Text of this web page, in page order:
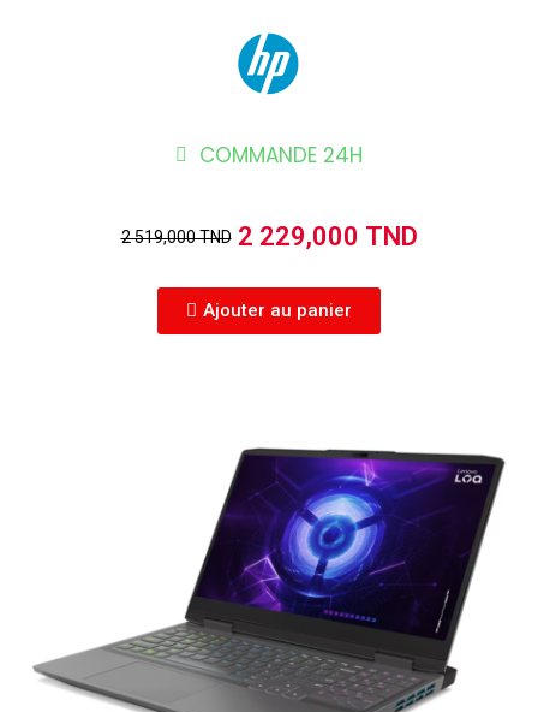
COMMANDE 24H
2 519,000 TND 2 229,000 TND
Ajouter au panier